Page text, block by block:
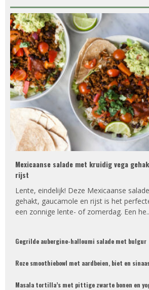
Mexicaanse salade met kruidig vega
rijst
Lente, eindelijk! Deze Mexicaanse
gehakt, gaucamole en rijst is het
een zonnige lente- of zomerdag. Een he
Gegrilde aubergine-halloumi salade met bulgur
Roze smoothiebowl met aardbeien, biet en
Masala tortilla’s met pittige zwarte bonen en